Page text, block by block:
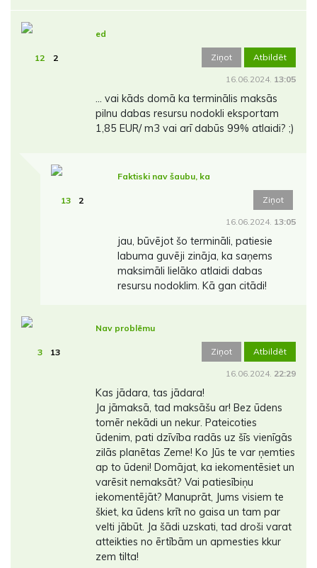
12 2
ed
Ziņot Atbildēt
16.06.2024. 13:05
... vai kāds domā ka terminālis maksās
pilnu dabas resursu nodokli eksportam
1,85 EUR/ m3 vai arī dabūs 99% atlaidi? ;)
13 2
Faktiski nav šaubu, ka
Ziņot
16.06.2024. 13:05
jau, būvējot šo termināli, patiesie
labuma guvēji zināja, ka saņems
maksimāli lielāko atlaidi dabas
resursu nodoklim. Kā gan citādi!
3 13
Nav problēmu
Ziņot Atbildēt
16.06.2024. 22:29
Kas jādara, tas jādara!
Ja jāmaksā, tad maksāšu ar! Bez ūdens
tomēr nekādi un nekur. Pateicoties
ūdenim, pati dzīvība radās uz šīs vienīgās
zilās planētas Zeme! Ko Jūs te var ņemties
ap to ūdeni! Domājat, ka iekomentēsiet un
varēsit nemaksāt? Vai patiesībiņu
iekomentējāt? Manuprāt, Jums visiem te
škiet, ka ūdens krīt no gaisa un tam par
velti jābūt. Ja šādi uzskati, tad droši varat
atteikties no ērtībām un apmesties kkur
zem tilta!